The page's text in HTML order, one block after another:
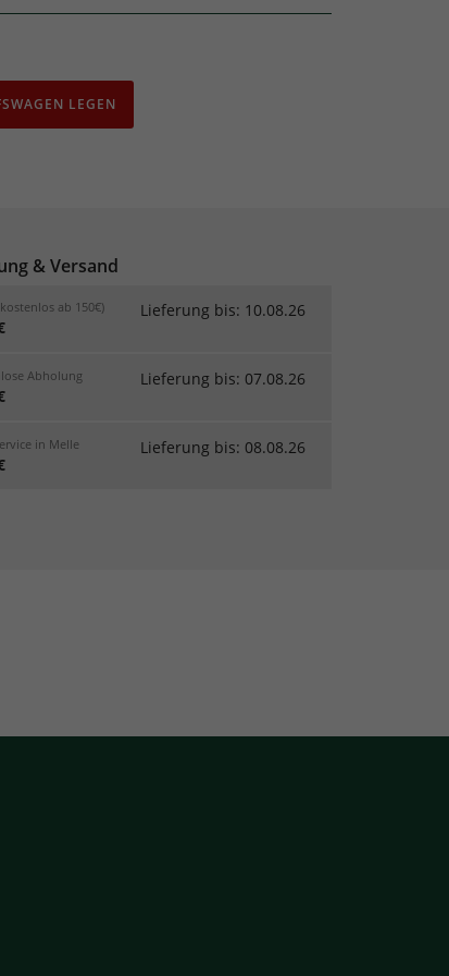
LEGEN
& Versand
ab 150€) Lieferung bis: 10.08.26
Abholung Lieferung bis: 07.08.26
in Melle Lieferung bis: 08.08.26